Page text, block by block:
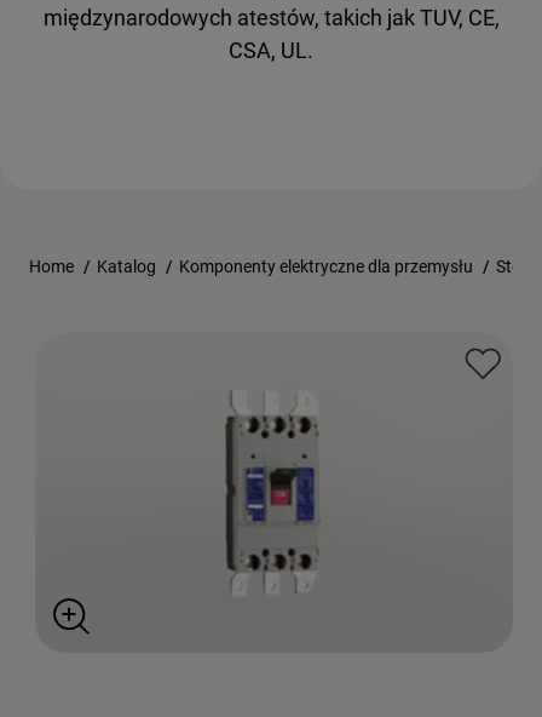
międzynarodowych atestów, takich jak TUV, CE,
CSA, UL.
Home / Katalog / Komponenty elektryczne dla przemysłu /